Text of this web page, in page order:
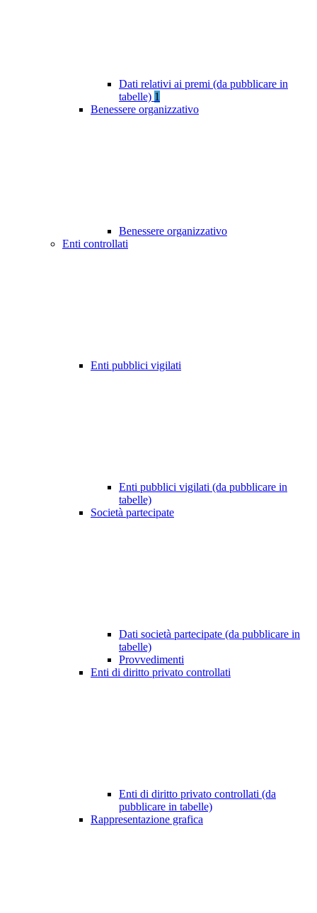
Dati relativi ai premi (da pubblicare in
tabelle) 1
Benessere organizzativo
Benessere organizzativo
Enti controllati
Enti pubblici vigilati
Enti pubblici vigilati (da pubblicare in
tabelle)
Società partecipate
Dati società partecipate (da pubblicare in
tabelle)
Provvedimenti
Enti di diritto privato controllati
Enti di diritto privato controllati (da
pubblicare in tabelle)
Rappresentazione grafica